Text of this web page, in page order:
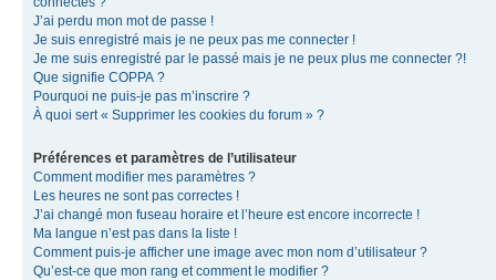
J’ai perdu mon mot de passe !
Je suis enregistré mais je ne peux pas me connecter !
Je me suis enregistré par le passé mais je ne peux plus me connecter ?!
Que signifie COPPA ?
Pourquoi ne puis-je pas m’inscrire ?
À quoi sert « Supprimer les cookies du forum » ?
Préférences et paramètres de l’utilisateur
Comment modifier mes paramètres ?
Les heures ne sont pas correctes !
J’ai changé mon fuseau horaire et l’heure est encore incorrecte !
Ma langue n’est pas dans la liste !
Comment puis-je afficher une image avec mon nom d’utilisateur ?
Qu’est-ce que mon rang et comment le modifier ?